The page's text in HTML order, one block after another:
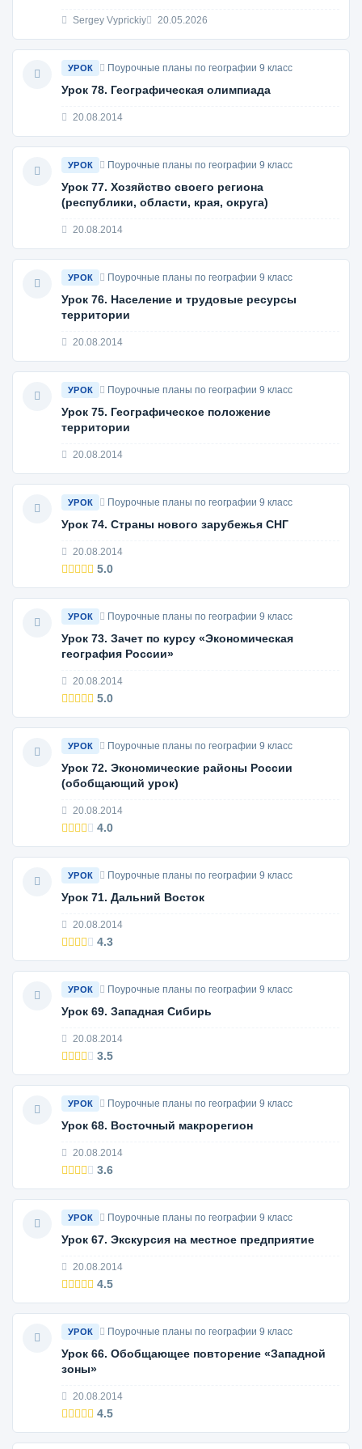
Sergey Vyprickiy 20.05.2026
УРОК Поурочные планы по географии 9 класс
Урок 78. Географическая олимпиада
20.08.2014
УРОК Поурочные планы по географии 9 класс
Урок 77. Хозяйство своего региона
(республики, области, края, округа)
20.08.2014
УРОК Поурочные планы по географии 9 класс
Урок 76. Население и трудовые ресурсы
территории
20.08.2014
УРОК Поурочные планы по географии 9 класс
Урок 75. Географическое положение
территории
20.08.2014
УРОК Поурочные планы по географии 9 класс
Урок 74. Страны нового зарубежья СНГ
20.08.2014
5.0
УРОК Поурочные планы по географии 9 класс
Урок 73. Зачет по курсу «Экономическая
география России»
20.08.2014
5.0
УРОК Поурочные планы по географии 9 класс
Урок 72. Экономические районы России
(обобщающий урок)
20.08.2014
4.0
УРОК Поурочные планы по географии 9 класс
Урок 71. Дальний Восток
20.08.2014
4.3
УРОК Поурочные планы по географии 9 класс
Урок 69. Западная Сибирь
20.08.2014
3.5
УРОК Поурочные планы по географии 9 класс
Урок 68. Восточный макрорегион
20.08.2014
3.6
УРОК Поурочные планы по географии 9 класс
Урок 67. Экскурсия на местное предприятие
20.08.2014
4.5
УРОК Поурочные планы по географии 9 класс
Урок 66. Обобщающее повторение «Западной
зоны»
20.08.2014
4.5